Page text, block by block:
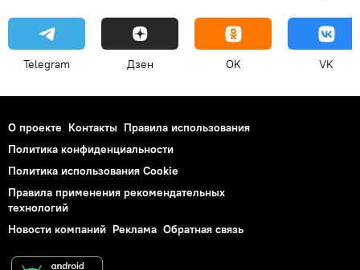
Telegram Дзен OK VK
О проекте Контакты Правила использования
Политика конфиденциальности
Политика использования Cookie
Правила применения рекомендательных
технологий
Новости компаний Реклама Обратная связь